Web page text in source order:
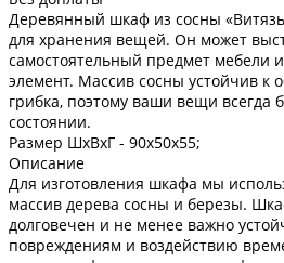
Деревянный шкаф из сосны
для хранения вещей. Он может
самостоятельный предмет мебели
элемент. Массив сосны устойчив к
грибка, поэтому ваши вещи всегда
состоянии.
Размер ШxВxГ - 90x50x55;
Описание
Для изготовления шкафа мы
массив дерева сосны и березы.
долговечен и не менее важно
повреждениям и воздействию